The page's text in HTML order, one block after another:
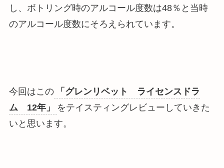
し、ボトリング時のアルコール度数は48％と当時
のアルコール度数にそろえられています。
今回はこの
「グレンリベット ライセンスドラ
ム 12年」
をテイスティングレビューしていきた
いと思います。